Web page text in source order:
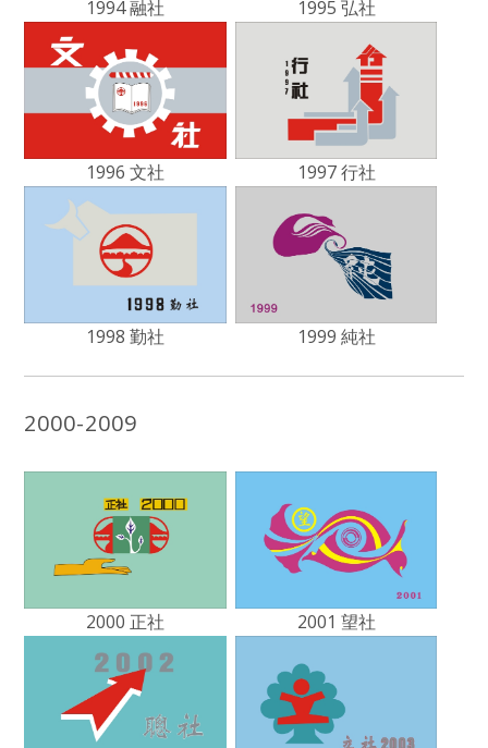
1994 融社 1995 弘社
1996 文社 1997 行社
1998 勤社 1999 純社
2000-2009
2000 正社 2001 望社